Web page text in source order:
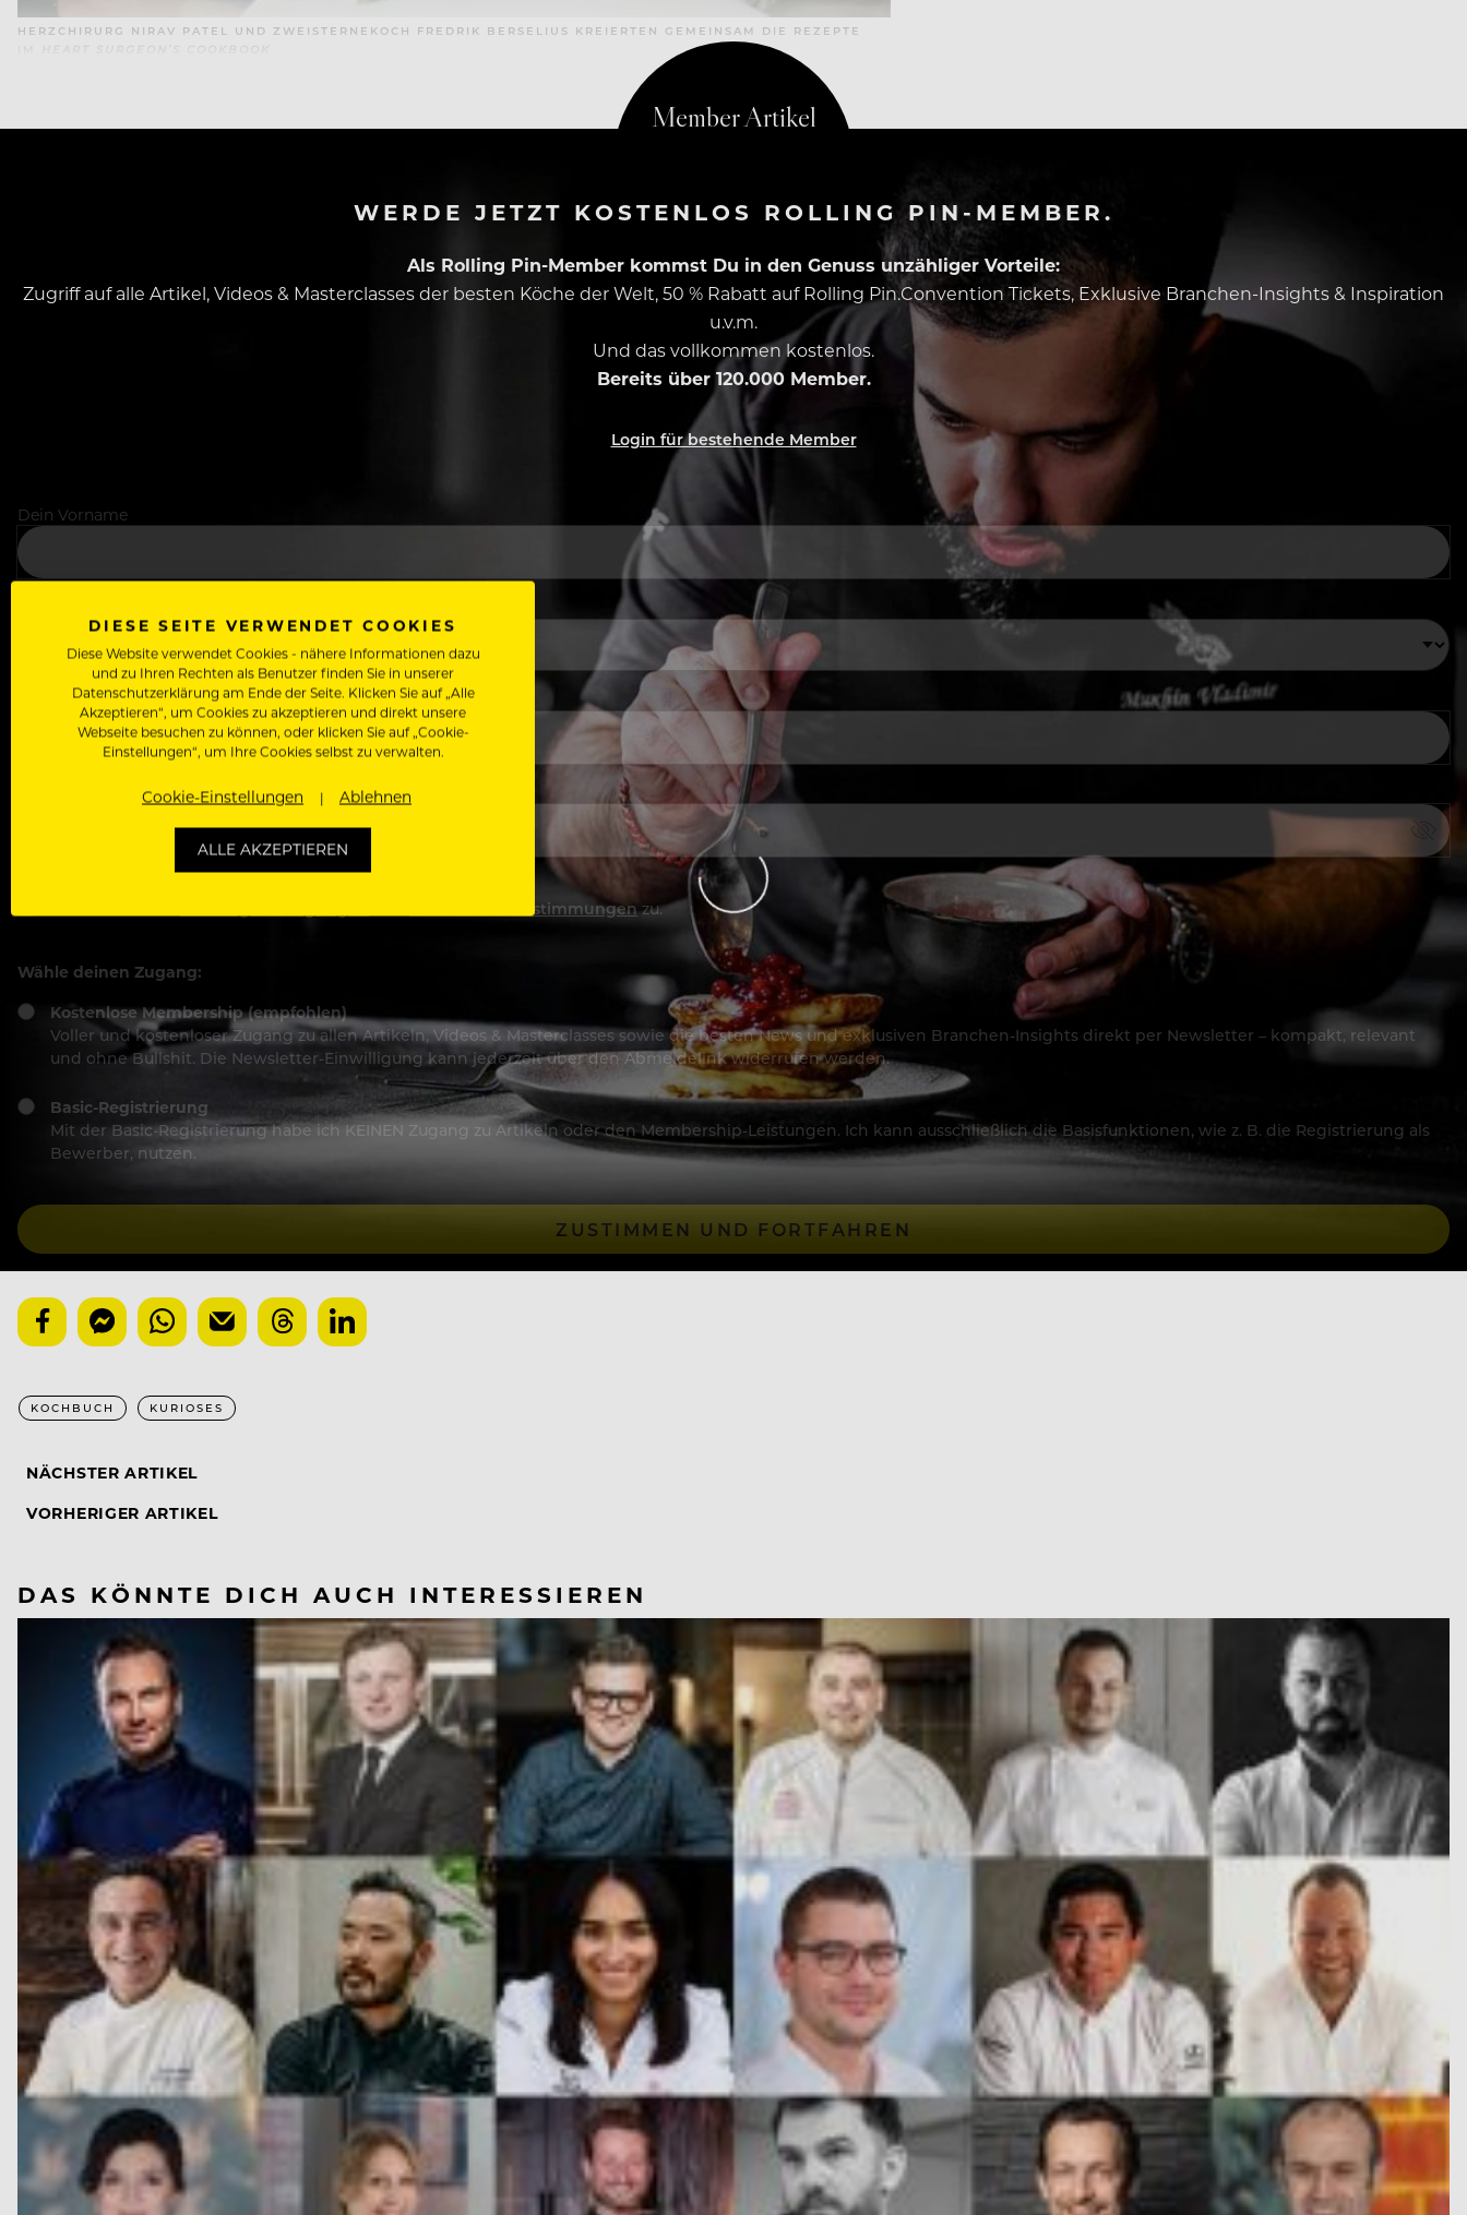
HERZCHIRURG NIRAV PATEL UND ZWEISTERNEKOCH FREDRIK BERSELIUS KREIERTEN GEMEINSAM DIE REZEPTE
WERDE JETZT KOSTENLOS ROLLING PIN-MEMBER.
Als Rolling Pin-Member kommst Du in den Genuss unzähliger Vorteile:
Zugriff auf alle Artikel, Videos & Masterclasses der besten Köche der Welt, 50 % Rabatt auf Rolling Pin.Convention Tickets, Exklusive Branchen-Insights & Inspiration
u.v.m.
Und das vollkommen kostenlos.
Bereits über 120.000 Member.
Login für bestehende Member
Dein Vorname
Deine E-Mail Adresse
Datenschutzbestimmungenzu.
Wähle deinen Zugang:
Kostenlose Membership (empfohlen)
Voller und kostenloser Zugang zu allen Artikeln, Videos & Masterclasses sowie die besten News und exklusiven Branchen-Insights direkt per Newsletter – kompakt, relevant
und ohne Bullshit. Die Newsletter-Einwilligung kann jederzeit über den Abmeldelink widerrufen werden.
Basic-Registrierung
Mit der Basic-Registrierung habe ich KEINEN Zugang zu Artikeln oder den Membership-Leistungen. Ich kann ausschließlich die Basisfunktionen, wie z. B. die Registrierung als
Bewerber, nutzen.
ZUSTIMMEN UND FORTFAHREN
KOCHBUCH KURIOSES
NÄCHSTER ARTIKEL
VORHERIGER ARTIKEL
DAS KÖNNTE DICH AUCH INTERESSIEREN
DIESE SEITE VERWENDET COOKIES
Diese Website verwendet Cookies - nähere Informationen dazu
und zu Ihren Rechten als Benutzer finden Sie in unserer
Datenschutzerklärung am Ende der Seite. Klicken Sie auf „Alle
Akzeptieren“, um Cookies zu akzeptieren und direkt unsere
Webseite besuchen zu können, oder klicken Sie auf „Cookie-
Einstellungen“, um Ihre Cookies selbst zu verwalten.
Cookie-Einstellungen Ablehnen
ALLE AKZEPTIEREN